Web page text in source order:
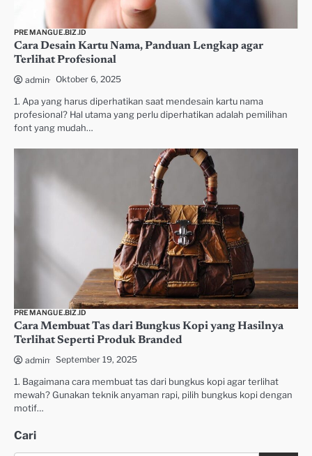
PREMANGUE.BIZ.ID
Cara Desain Kartu Nama, Panduan Lengkap agar
Terlihat Profesional
admin Oktober 6, 2025
1. Apa yang harus diperhatikan saat mendesain kartu nama
profesional? Hal utama yang perlu diperhatikan adalah pemilihan
font yang mudah…
PREMANGUE.BIZ.ID
Cara Membuat Tas dari Bungkus Kopi yang Hasilnya
Terlihat Seperti Produk Branded
admin September 19, 2025
1. Bagaimana cara membuat tas dari bungkus kopi agar terlihat
mewah? Gunakan teknik anyaman rapi, pilih bungkus kopi dengan
motif…
Cari